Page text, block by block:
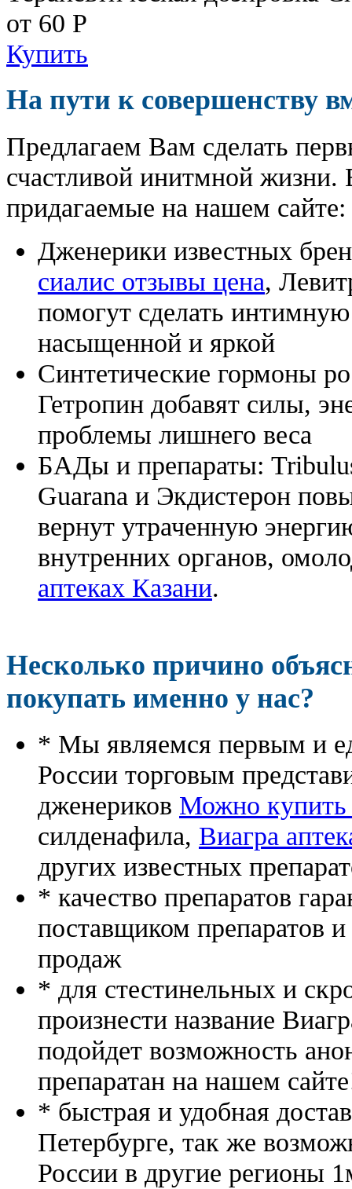
от 60 Р
Купить
На пути к совершенству
Предлагаем Вам сделать
счастливой инитмной жизни.
придагаемые на нашем сайте:
Дженерики известных
сиалис отзывы цена,
помогут сделать
насыщенной и яркой
Синтетические гормоны
Гетропин добавят силы,
проблемы лишнего веса
БАДы и препараты:
Guarana и Экдистерон
вернут утраченную
внутренних органов,
аптеках Казани.
Несколько причино
покупать именно у нас?
* Мы являемся первым и
России торговым
дженериков Можно купить
силденафила, Виагра
других известных
* качество препаратов
поставщиком препаратов
продаж
* для стестинельных и
произнести название
подойдет возможность
препаратан на нашем
* быстрая и удобная
Петербурге, так же
России в другие регионы